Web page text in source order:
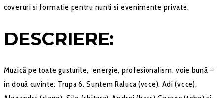
coveruri si formatie pentru nunti si evenimente private.
DESCRIERE:
Muzică pe toate gusturile, energie, profesionalism, voie bună –
în două cuvinte: Trupa 6. Suntem Raluca (voce), Adi (voce),